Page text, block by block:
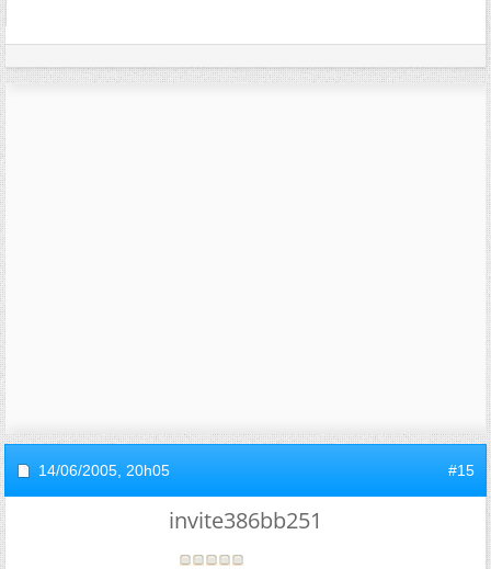
14/06/2005, 20h05 #15
invite386bb251